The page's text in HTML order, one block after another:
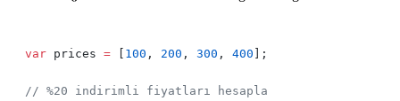
var prices = 100 , 200 , 300 , 400